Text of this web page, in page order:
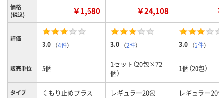
価格
(税込)
￥1,680 ￥24,108
評価
3.0 （4件） 3.0 （2件） 3.0 （2件）
販売単位 5個
1セット（20包×72
個）
1個（20包）
タイプ くもり止めプラス レギュラー20包 レギュラー